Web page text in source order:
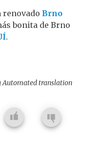
Brno
bonita de Brno
.
Automated translation